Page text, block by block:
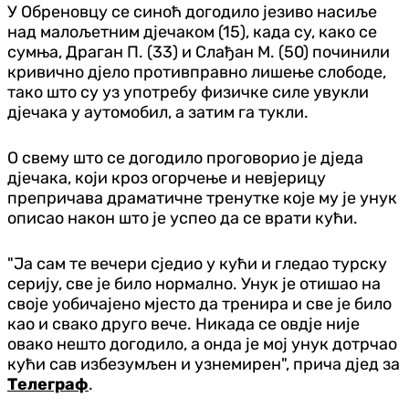
У Обреновцу се синоћ догодило језиво насиље
над малољетним дјечаком (15), када су, како се
сумња, Драган П. (33) и Слађан М. (50) починили
кривично дјело противправно лишење слободе,
тако што су уз употребу физичке силе увукли
дјечака у аутомобил, а затим га тукли.
О свему што се догодило проговорио је дједа
дјечака, који кроз огорчење и невјерицу
препричава драматичне тренутке које му је унук
описао након што је успео да се врати кући.
"Ја сам те вечери сједио у кући и гледао турску
серију, све је било нормално. Унук је отишао на
своје уобичајено мјесто да тренира и све је било
као и свако друго вече. Никада се овдје није
овако нешто догодило, а онда је мој унук дотрчао
кући сав избезумљен и узнемирен", прича дјед за
Телеграф.